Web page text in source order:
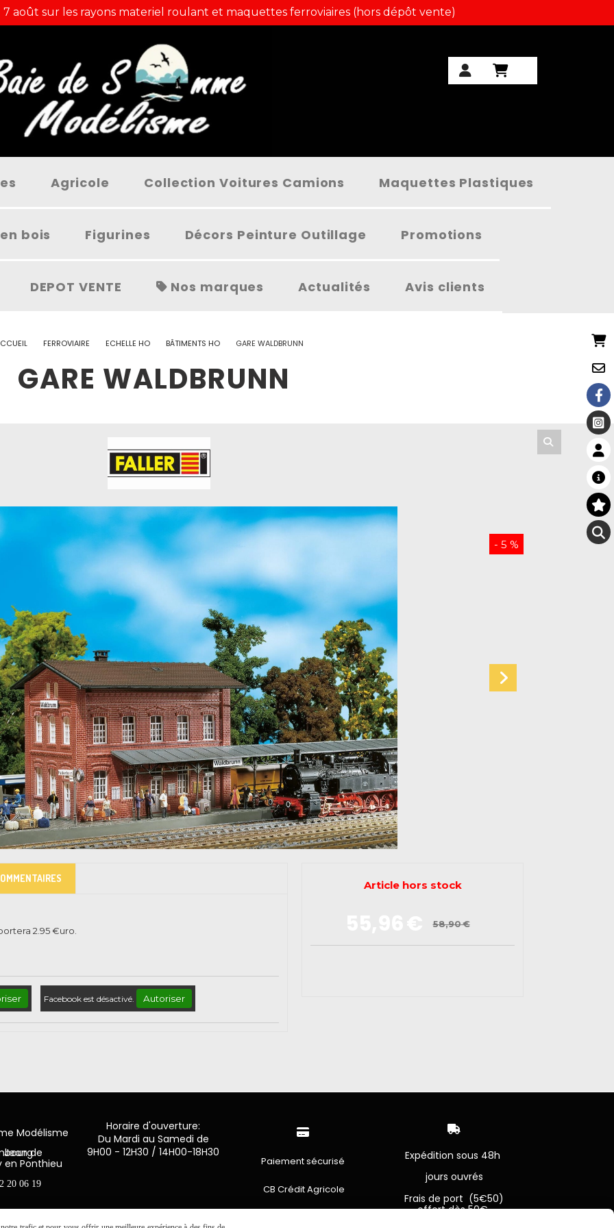
août sur les rayons materiel roulant et maquettes ferroviaires (hors dépôt vente)
Agricole Collection Voitures Camions Maquettes Plastiques
bois Figurines Décors Peinture Outillage Promotions
DEPOT VENTE Nos marques Actualités Avis clients
FERROVIAIRE ECHELLE HO BÂTIMENTS HO GARE WALDBRUNN
GARE WALDBRUNN
- 5 %
58,90€
Article hors stock
2.95€uro.
Facebook est désactivé. Autoriser
Modélisme
Luxembourg
en Ponthieu
20 06 19
Horaire d'ouverture:
Du Mardi au Samedi de
9H00 - 12H30 / 14H00-18H30

Paiement sécurisé
CB Crédit Agricole

Expédition sous 48h
jours ouvrés
Frais de port (5€50)
offert dès 50€